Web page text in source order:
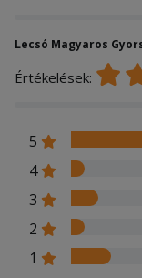
Lecsó Magyaros
Értékelések:
5
4
3
2
1